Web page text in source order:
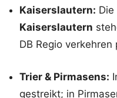
Kaiserslautern:
Kaiserslautern
DB Regio verkehren
Trier & Pirmasens:
gestreikt; in